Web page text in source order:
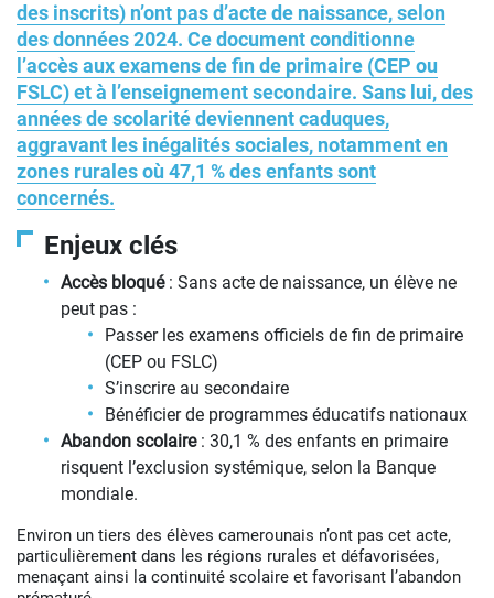
des inscrits) n’ont pas d’acte de naissance, selon
des données 2024. Ce document conditionne
l’accès aux examens de fin de primaire (CEP ou
FSLC) et à l’enseignement secondaire. Sans lui, des
années de scolarité deviennent caduques,
aggravant les inégalités sociales, notamment en
zones rurales où 47,1 % des enfants sont
concernés.
Enjeux clés
Accès bloqué: Sans acte de naissance, un élève ne
peut pas :
Passer les examens officiels de fin de primaire
(CEP ou FSLC)
S’inscrire au secondaire
Bénéficier de programmes éducatifs nationaux
Abandon scolaire: 30,1 % des enfants en primaire
risquent l’exclusion systémique, selon la Banque
mondiale.
Environ un tiers des élèves camerounais n’ont pas cet acte,
particulièrement dans les régions rurales et défavorisées,
menaçant ainsi la continuité scolaire et favorisant l’abandon